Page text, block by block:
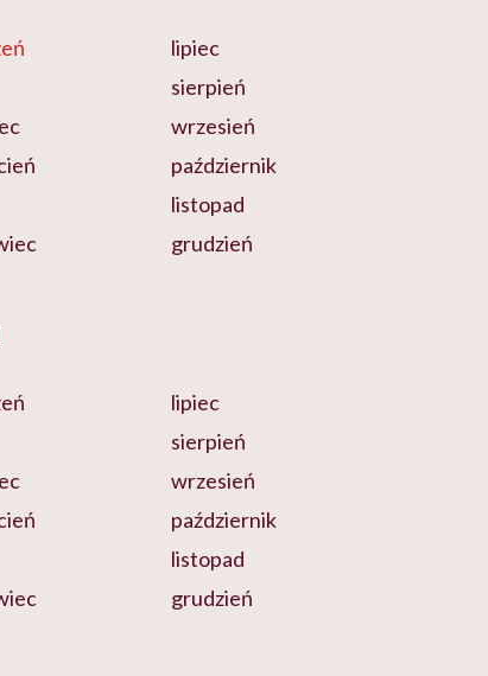
lipiec
sierpień
wrzesień
październik
listopad
grudzień
lipiec
sierpień
wrzesień
październik
listopad
grudzień